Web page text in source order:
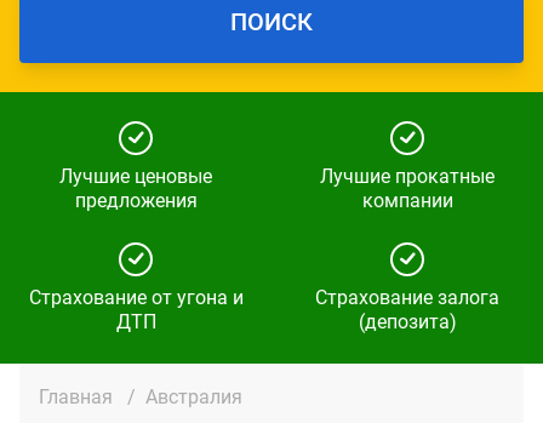
ПОИСК
Лучшие ценовые
предложения
Лучшие прокатные
компании
Страхование от угона и
ДТП
Страхование залога
(депозита)
Главная / Австралия